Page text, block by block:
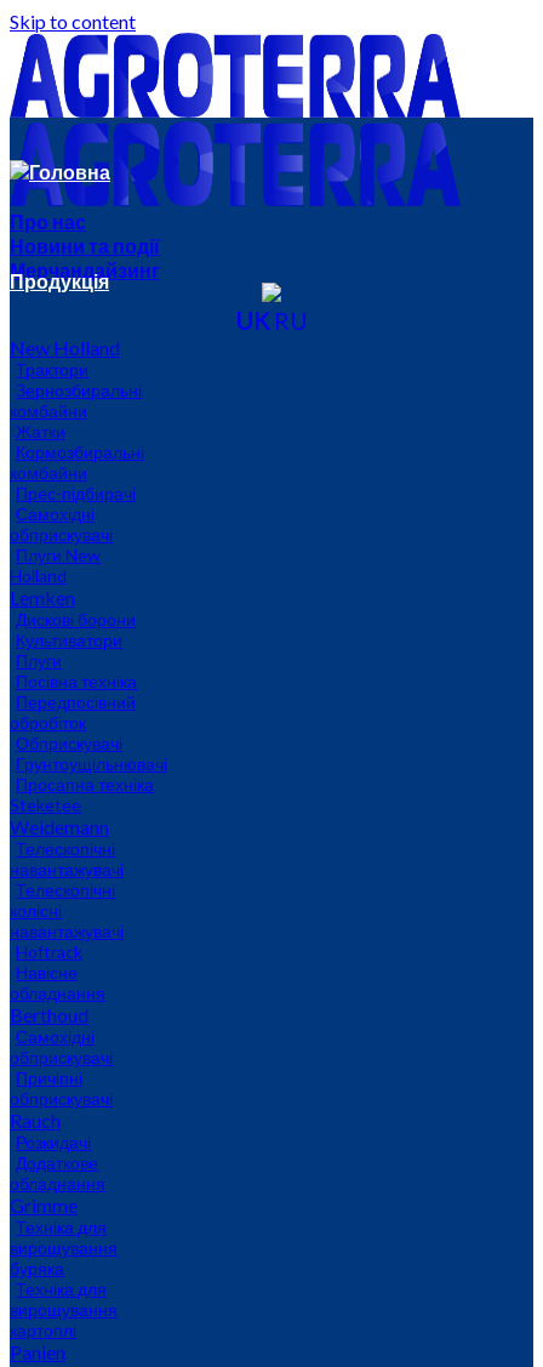
Skip to content
Про нас
Новини та події
Мерчандайзинг
UK RU
Головна
Продукція
New Holland
Трактори
Зернозбиральні
комбайни
Жатки
Кормозбиральні
комбайни
Прес-підбирачі
Самохідні
обприскувачі
Плуги New
Holland
Lemken
Дискові борони
Культиватори
Плуги
Посівна техніка
Передпосівний
обробіток
Обприскувачі
Грунтоущільнювачі
Просапна техніка
Steketee
Weidemann
Телескопічні
навантажувачі
Телескопічні
колісні
навантажувачі
Hoftrack
Навісне
обладнання
Berthoud
Самохідні
обприскувачі
Причіпні
обприскувачі
Rauch
Розкидачі
Додаткове
обладнання
Grimme
Техніка для
вирощування
буряка
Техніка для
вирощування
картоплі
Panien